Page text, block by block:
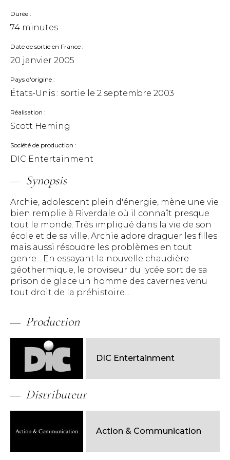
Durée
74 minutes
Date de sortie en France
20 janvier 2005
Pays d'origine
États-Unis : sortie le 2 septembre 2003
Réalisation
Scott Heming
Société de production
DIC Entertainment
Synopsis
Archie, adolescent plein d'énergie, mène une vie
bien remplie à Riverdale où il connaît presque
tout le monde. Très impliqué dans la vie de son
école et de sa ville, Archie adore draguer les filles
mais aussi résoudre les problèmes en tout
genre... En essayant la nouvelle chaudière
géothermique, le proviseur du lycée sort de sa
prison de glace un homme des cavernes venu
tout droit de la préhistoire...
Production
DIC Entertainment
Distributeur
Action & Communication